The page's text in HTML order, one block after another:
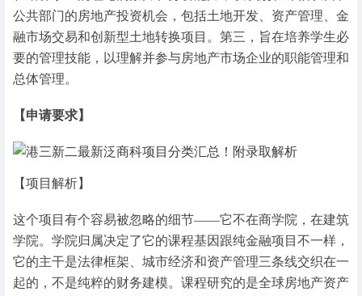
公共部门的房地产投资机会，包括土地开发、资产管理、金
融市场交易和创新型土地转换项目。第三，旨在培养学生必
要的管理技能，以理解并参与房地产市场企业的职能管理和
总体管理。
【申请要求】
【项目解析】
这个项目有个容易被忽略的细节——它不在商学院，在建筑
学院。学院归属决定了它的课程基因跟纯金融项目不一样，
它的主干是法律框架、城市经济和资产管理三条线交织在一
起的，不是纯粹的财务建模。课程研究的是全球房地产资产